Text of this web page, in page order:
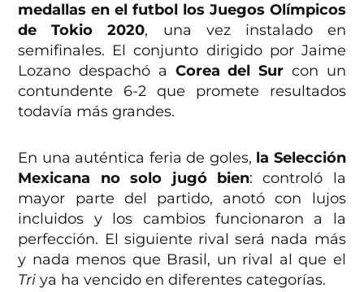
medallas en el futbol los Juegos Olímpicos
de Tokio 2020, una vez instalado en
semifinales. El conjunto dirigido por Jaime
Lozano despachó a Corea del Sur con un
contundente 6-2 que promete resultados
todavía más grandes.
En una auténtica feria de goles, la Selección
Mexicana no solo jugó bien: controló la
mayor parte del partido, anotó con lujos
incluidos y los cambios funcionaron a la
perfección. El siguiente rival será nada más
y nada menos que Brasil, un rival al que el
Tri ya ha vencido en diferentes categorías.